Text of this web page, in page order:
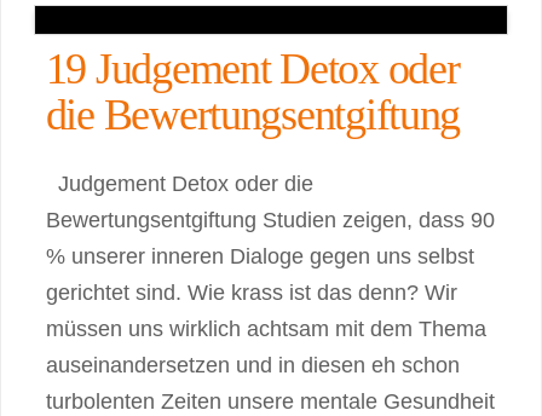
19 Judgement Detox oder
die Bewertungsentgiftung
Judgement Detox oder die
Bewertungsentgiftung Studien zeigen, dass 90
% unserer inneren Dialoge gegen uns selbst
gerichtet sind. Wie krass ist das denn? Wir
müssen uns wirklich achtsam mit dem Thema
auseinandersetzen und in diesen eh schon
turbolenten Zeiten unsere mentale Gesundheit